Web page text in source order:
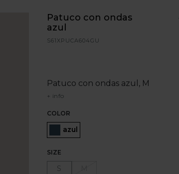
Patuco con ondas
azul
S61XPUCA604GU
Patuco con ondas azul, M
+ info
COLOR
azul
Seleccionado
SIZE
S